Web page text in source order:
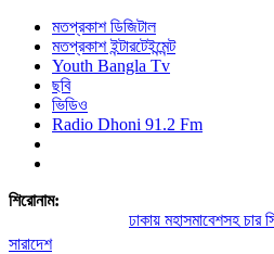
মতপ্রকাশ ডিজিটাল
মতপ্রকাশ ইন্টারটেইন্মেন্ট
Youth Bangla Tv
ছবি
ভিডিও
Radio Dhoni 91.2 Fm
শিরোনাম:
ঢাকায় মহাসমাবেশসহ চার
সারাদেশ